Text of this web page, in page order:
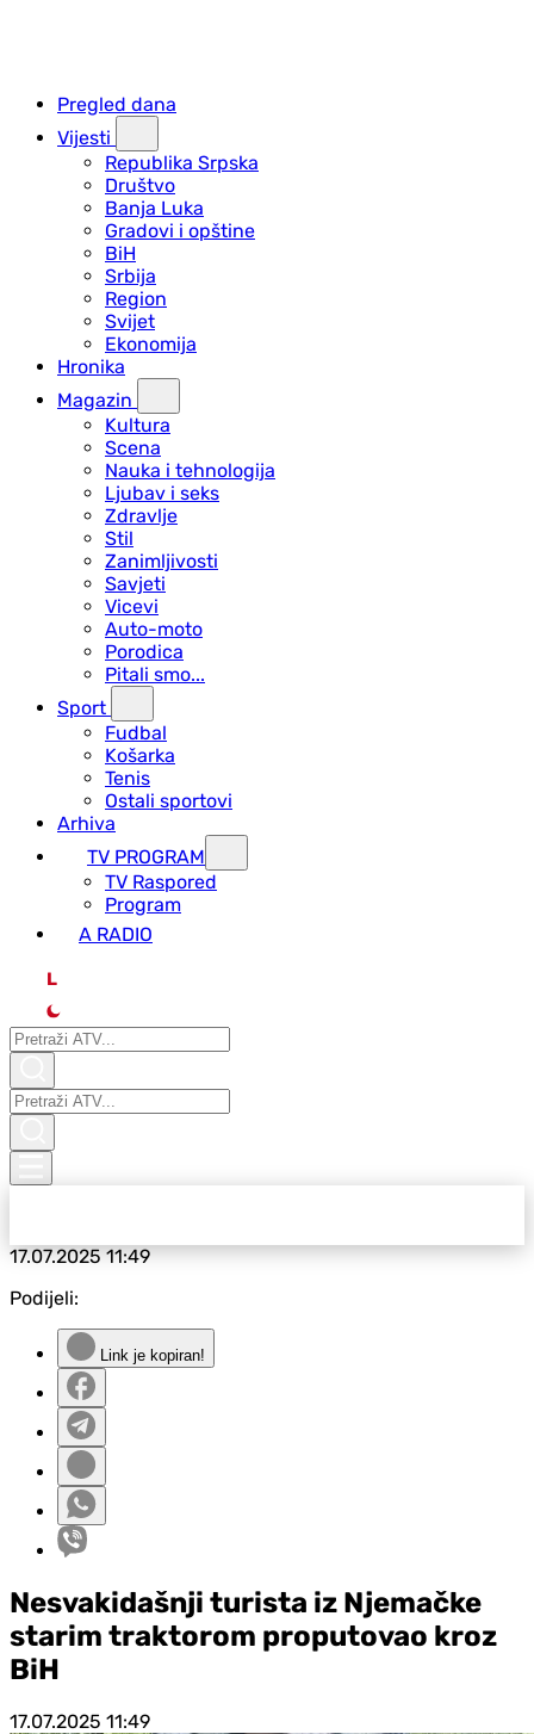
Pregled dana
Vijesti
Republika Srpska
Društvo
Banja Luka
Gradovi i opštine
BiH
Srbija
Region
Svijet
Ekonomija
Hronika
Magazin
Kultura
Scena
Nauka i tehnologija
Ljubav i seks
Zdravlje
Stil
Zanimljivosti
Savjeti
Vicevi
Auto-moto
Porodica
Pitali smo...
Sport
Fudbal
Košarka
Tenis
Ostali sportovi
Arhiva
TV PROGRAM
ТV Raspored
Program
A RADIO
L
17.07.202511:49
Podijeli:
Link je kopiran!
Nesvakidašnji turista iz Njemačke
starim traktorom proputovao kroz
BiH
17.07.2025 11:49